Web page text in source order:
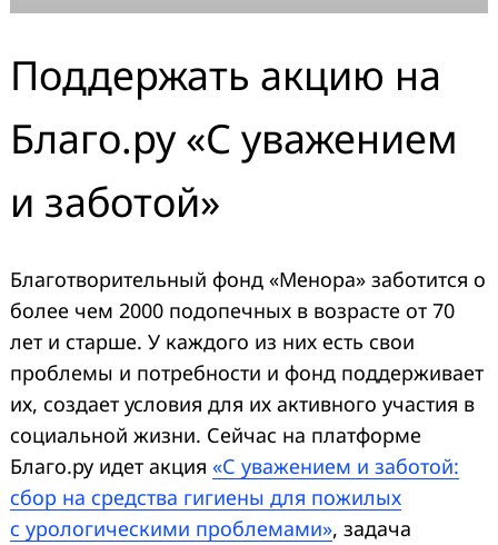
Поддержать акцию на
Благо.ру «С уважением
и заботой»
Благотворительный фонд «Менора» заботится о
более чем 2000 подопечных в возрасте от 70
лет и старше. У каждого из них есть свои
проблемы и потребности и фонд поддерживает
их, создает условия для их активного участия в
социальной жизни. Сейчас на платформе
Благо.ру идет акция «С уважением и заботой:
сбор на средства гигиены для пожилых
с урологическими проблемами», задача